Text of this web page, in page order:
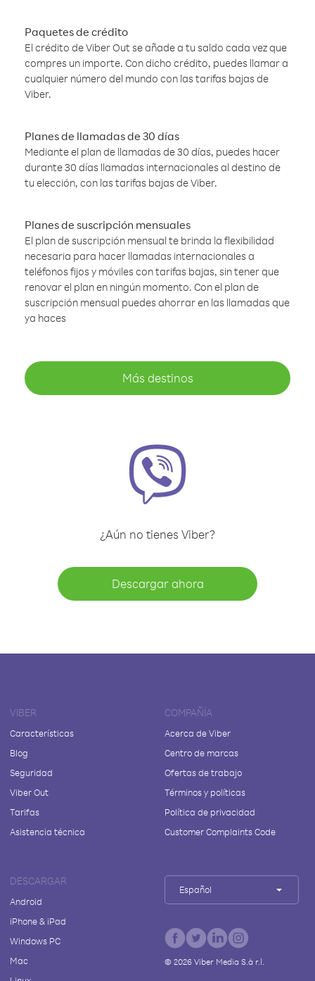
Paquetes de crédito
El crédito de Viber Out se añade a tu saldo cada vez que
compres un importe. Con dicho crédito, puedes llamar a
cualquier número del mundo con las tarifas bajas de
Viber.
Planes de llamadas de 30 días
Mediante el plan de llamadas de 30 días, puedes hacer
durante 30 días llamadas internacionales al destino de
tu elección, con las tarifas bajas de Viber.
Planes de suscripción mensuales
El plan de suscripción mensual te brinda la flexibilidad
necesaria para hacer llamadas internacionales a
teléfonos fijos y móviles con tarifas bajas, sin tener que
renovar el plan en ningún momento. Con el plan de
suscripción mensual puedes ahorrar en las llamadas que
ya haces
Más destinos
¿Aún no tienes Viber?
Descargar ahora
VIBER
Características
Blog
Seguridad
Viber Out
Tarifas
Asistencia técnica
COMPAÑÍA
Acerca de Viber
Centro de marcas
Ofertas de trabajo
Términos y políticas
Política de privacidad
Customer Complaints Code
DESCARGAR
Android
iPhone & iPad
Windows PC
Mac
Español
© 2026Viber Media S.à r.l.